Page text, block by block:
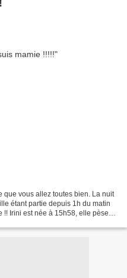
que vous allez toutes bien. La nuit
étant partie depuis 1h du matin
Irini est née à 15h58, elle pèse